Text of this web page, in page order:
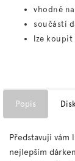
vhodné
součástí
lze koupit
Popis
Představuji vám
nejlepším